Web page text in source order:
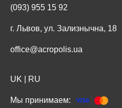
(093) 955 15 92
г. Львов, ул. Зализнычна, 18
office@acropolis.ua
UK RU
Мы принимаем: